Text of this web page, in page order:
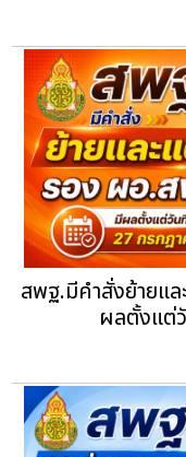
สพฐ.มีคำสั่งย้ายแ
ผลตั้งแต่